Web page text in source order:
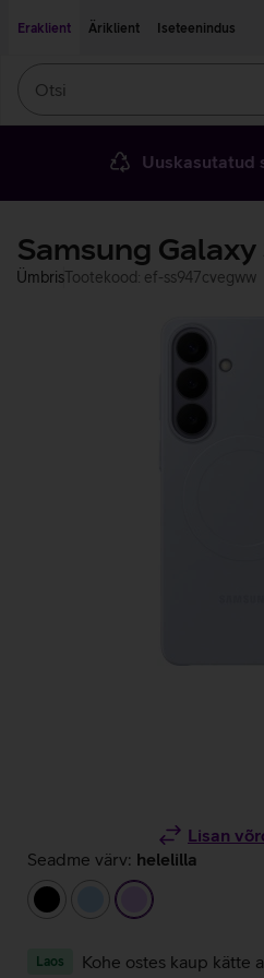
Eraklient
Äriklient Iseteenindus
Uuskasutatud
Samsung
ÜmbrisTootekood: ef-ss947cvegww
Lisan
Seadme värv: helelilla
must
helesininehelelilla
Laos Kohe ostes kaup kätte